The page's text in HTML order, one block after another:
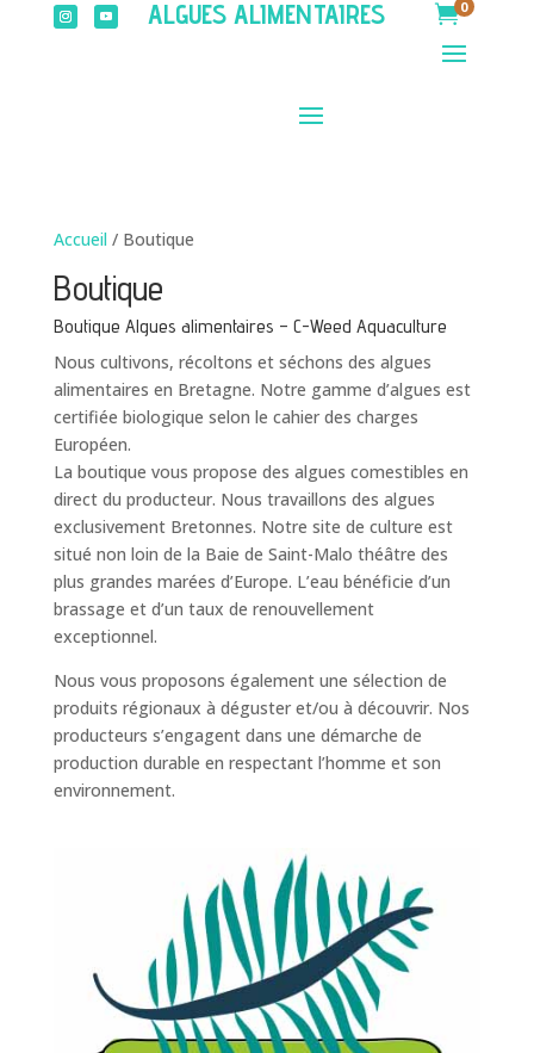
ALGUES ALIMENTAIRES 0
Accueil/ Boutique
Boutique
Boutique Algues alimentaires – C-Weed Aquaculture
Nous cultivons, récoltons et séchons des algues
alimentaires en Bretagne. Notre gamme d’algues est
certifiée biologique selon le cahier des charges
Européen.
La boutique vous propose des algues comestibles en
direct du producteur. Nous travaillons des algues
exclusivement Bretonnes. Notre site de culture est
situé non loin de la Baie de Saint-Malo théâtre des
plus grandes marées d’Europe. L’eau bénéficie d’un
brassage et d’un taux de renouvellement
exceptionnel.
Nous vous proposons également une sélection de
produits régionaux à déguster et/ou à découvrir. Nos
producteurs s’engagent dans une démarche de
production durable en respectant l’homme et son
environnement.